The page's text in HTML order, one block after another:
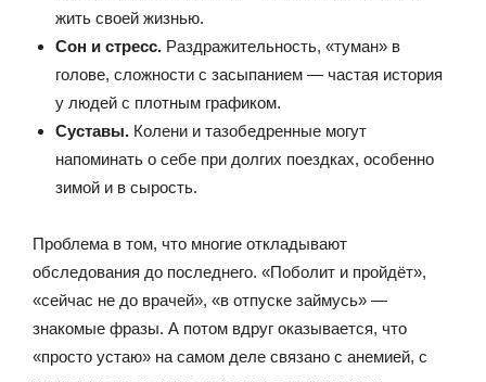
жить своей жизнью.
Сон и стресс. Раздражительность, «туман» в
голове, сложности с засыпанием — частая история
у людей с плотным графиком.
Суставы. Колени и тазобедренные могут
напоминать о себе при долгих поездках, особенно
зимой и в сырость.
Проблема в том, что многие откладывают
обследования до последнего. «Поболит и пройдёт»,
«сейчас не до врачей», «в отпуске займусь» —
знакомые фразы. А потом вдруг оказывается, что
«просто устаю» на самом деле связано с анемией, с